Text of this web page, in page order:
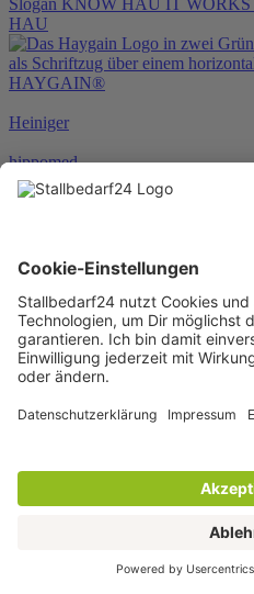
HAU
HAYGAIN®
Heiniger
hippomed
HKM
HORSEWARE®
JOSERA
Karlie
KENTUCKY®
KERBL